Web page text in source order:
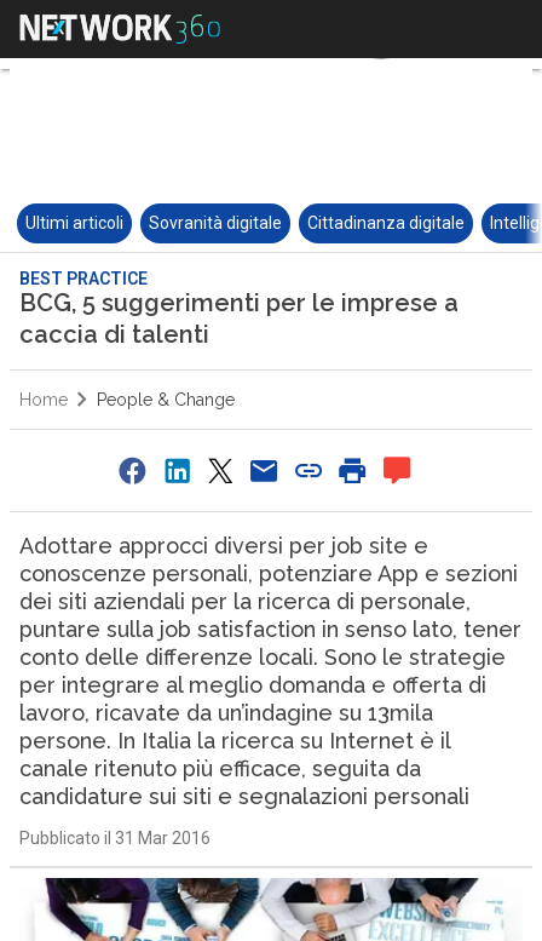
Ultimi articoli Sovranità digitale Cittadinanza digitale
BEST PRACTICE
BCG, 5 suggerimenti per le imprese a
caccia di talenti
Home People & Change
Adottare approcci diversi per job site e
conoscenze personali, potenziare App e sezioni
dei siti aziendali per la ricerca di personale,
puntare sulla job satisfaction in senso lato, tener
conto delle differenze locali. Sono le strategie
per integrare al meglio domanda e offerta di
lavoro, ricavate da un’indagine su 13mila
persone. In Italia la ricerca su Internet è il
canale ritenuto più efficace, seguita da
candidature sui siti e segnalazioni personali
Pubblicato il 31 Mar 2016